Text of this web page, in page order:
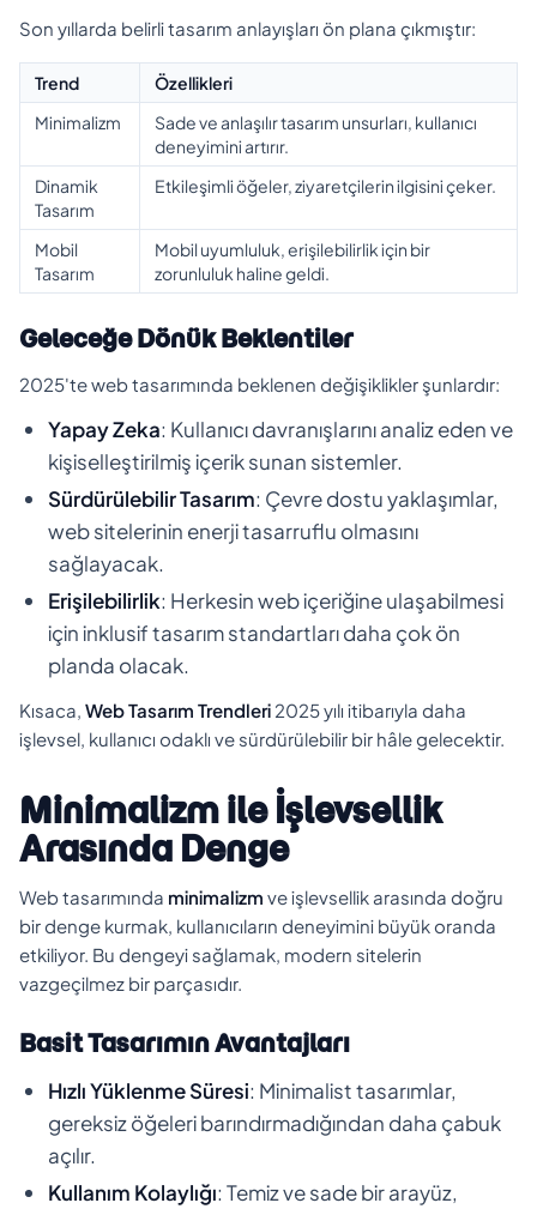
Son yıllarda belirli tasarım anlayışları ön plana çıkmıştır:
Trend
Özellikleri
Minimalizm
Sade ve anlaşılır tasarım unsurları, kullanıcı
deneyimini artırır.
Dinamik
Tasarım
Etkileşimli öğeler, ziyaretçilerin ilgisini çeker.
Mobil
Tasarım
Mobil uyumluluk, erişilebilirlik için bir
zorunluluk haline geldi.
Geleceğe Dönük Beklentiler
2025'te web tasarımında beklenen değişiklikler şunlardır:
Yapay Zeka: Kullanıcı davranışlarını analiz eden ve
kişiselleştirilmiş içerik sunan sistemler.
Sürdürülebilir Tasarım: Çevre dostu yaklaşımlar,
web sitelerinin enerji tasarruflu olmasını
sağlayacak.
Erişilebilirlik: Herkesin web içeriğine ulaşabilmesi
için inklusif tasarım standartları daha çok ön
planda olacak.
Kısaca, Web Tasarım Trendleri 2025 yılı itibarıyla daha
işlevsel, kullanıcı odaklı ve sürdürülebilir bir hâle gelecektir.
Minimalizm ile İşlevsellik
Arasında Denge
Web tasarımında minimalizm ve işlevsellik arasında doğru
bir denge kurmak, kullanıcıların deneyimini büyük oranda
etkiliyor. Bu dengeyi sağlamak, modern sitelerin
vazgeçilmez bir parçasıdır.
Basit Tasarımın Avantajları
Hızlı Yüklenme Süresi: Minimalist tasarımlar,
gereksiz öğeleri barındırmadığından daha çabuk
açılır.
Kullanım Kolaylığı: Temiz ve sade bir arayüz,